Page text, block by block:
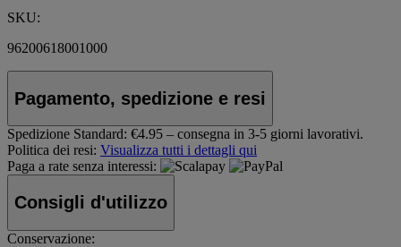
SKU:
96200618001000
Pagamento, spedizione e resi
Spedizione Standard: €4.95 – consegna in 3-5 giorni lavorativi.
Politica dei resi: Visualizza tutti i dettagli qui
Paga a rate senza interessi:
Consigli d'utilizzo
Conservazione: